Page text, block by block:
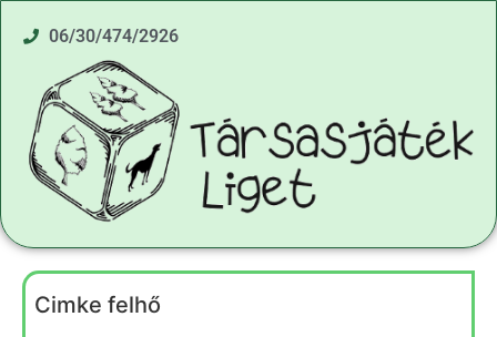
06/30/474/2926
Cimke felhő